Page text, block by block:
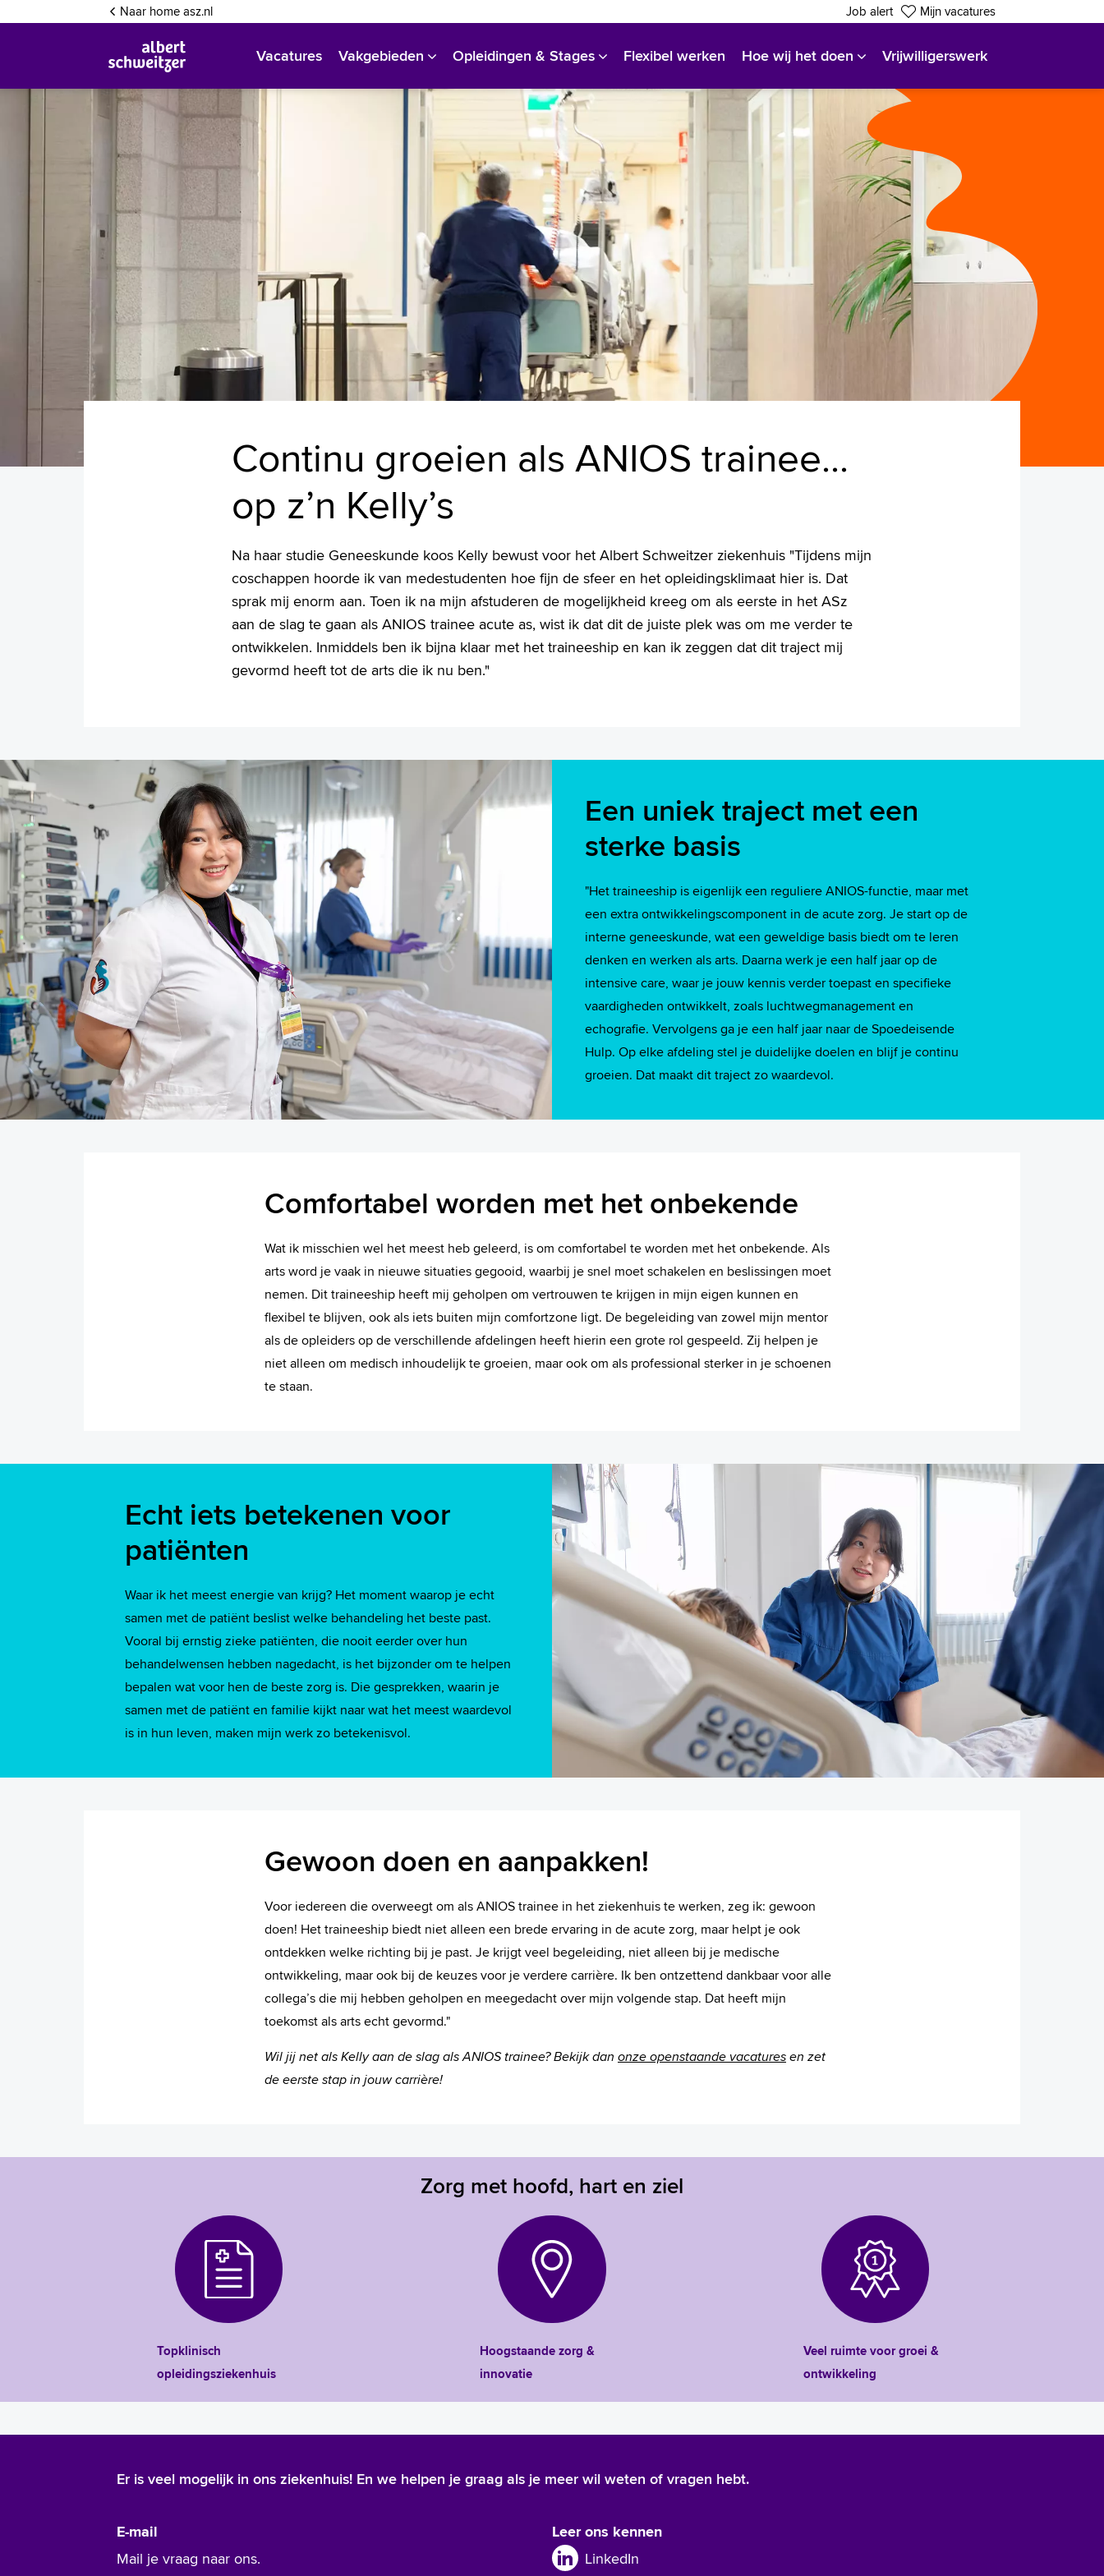
Naar home asz.nl Job alert Mijn vacatures
Vacatures Vakgebieden Opleidingen & Stages Flexibel werken Hoe wij het doen Vrijwilligerswerk
Inloggen
Continu groeien als ANIOS trainee...
op z’n Kelly’s
Na haar studie Geneeskunde koos Kelly bewust voor het Albert Schweitzer ziekenhuis "Tijdens mijn
coschappen hoorde ik van medestudenten hoe fijn de sfeer en het opleidingsklimaat hier is. Dat
sprak mij enorm aan. Toen ik na mijn afstuderen de mogelijkheid kreeg om als eerste in het ASz
aan de slag te gaan als ANIOS trainee acute as, wist ik dat dit de juiste plek was om me verder te
ontwikkelen. Inmiddels ben ik bijna klaar met het traineeship en kan ik zeggen dat dit traject mij
gevormd heeft tot de arts die ik nu ben."
Een uniek traject met een
sterke basis
"Het traineeship is eigenlijk een reguliere ANIOS-functie, maar met
een extra ontwikkelingscomponent in de acute zorg. Je start op de
interne geneeskunde, wat een geweldige basis biedt om te leren
denken en werken als arts. Daarna werk je een half jaar op de
intensive care, waar je jouw kennis verder toepast en specifieke
vaardigheden ontwikkelt, zoals luchtwegmanagement en
echografie. Vervolgens ga je een half jaar naar de Spoedeisende
Hulp. Op elke afdeling stel je duidelijke doelen en blijf je continu
groeien. Dat maakt dit traject zo waardevol.
Comfortabel worden met het onbekende
Wat ik misschien wel het meest heb geleerd, is om comfortabel te worden met het onbekende. Als
arts word je vaak in nieuwe situaties gegooid, waarbij je snel moet schakelen en beslissingen moet
nemen. Dit traineeship heeft mij geholpen om vertrouwen te krijgen in mijn eigen kunnen en
flexibel te blijven, ook als iets buiten mijn comfortzone ligt. De begeleiding van zowel mijn mentor
als de opleiders op de verschillende afdelingen heeft hierin een grote rol gespeeld. Zij helpen je
niet alleen om medisch inhoudelijk te groeien, maar ook om als professional sterker in je schoenen
te staan.
Echt iets betekenen voor
patiënten
Waar ik het meest energie van krijg? Het moment waarop je echt
samen met de patiënt beslist welke behandeling het beste past.
Vooral bij ernstig zieke patiënten, die nooit eerder over hun
behandelwensen hebben nagedacht, is het bijzonder om te helpen
bepalen wat voor hen de beste zorg is. Die gesprekken, waarin je
samen met de patiënt en familie kijkt naar wat het meest waardevol
is in hun leven, maken mijn werk zo betekenisvol.
Gewoon doen en aanpakken!
Voor iedereen die overweegt om als ANIOS trainee in het ziekenhuis te werken, zeg ik: gewoon
doen! Het traineeship biedt niet alleen een brede ervaring in de acute zorg, maar helpt je ook
ontdekken welke richting bij je past. Je krijgt veel begeleiding, niet alleen bij je medische
ontwikkeling, maar ook bij de keuzes voor je verdere carrière. Ik ben ontzettend dankbaar voor alle
collega’s die mij hebben geholpen en meegedacht over mijn volgende stap. Dat heeft mijn
toekomst als arts echt gevormd."
Wil jij net als Kelly aan de slag als ANIOS trainee? Bekijk dan onze openstaande vacaturesen zet
de eerste stap in jouw carrière!
Zorg met hoofd, hart en ziel
Topklinisch
opleidingsziekenhuis
Hoogstaande zorg &
innovatie
Veel ruimte voor groei &
ontwikkeling
Er is veel mogelijk in ons ziekenhuis! En we helpen je graag als je meer wil weten of vragen hebt.
E-mail
Mail je vraag naar ons.
Leer ons kennen
LinkedIn